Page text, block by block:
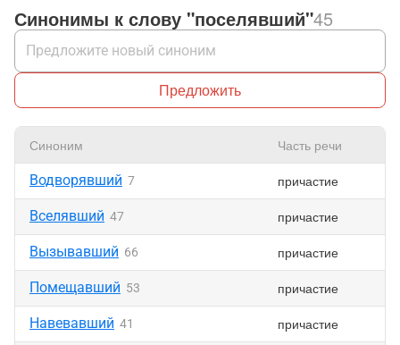
Синонимы к слову "поселявший"45
Предложить
Синоним Часть речи
Водворявший 7 причастие
Вселявший 47 причастие
Вызывавший 66 причастие
Помещавший 53 причастие
Навевавший 41 причастие